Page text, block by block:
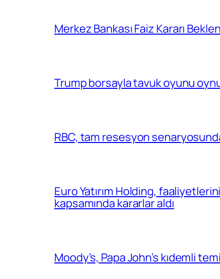
Merkez Bankası Faiz Kararı
Trump borsayla tavuk oyunu
RBC, tam resesyon
Euro Yatırım Holding,
kapsamında kararlar aldı
Moody’s, Papa John’s kıdemli